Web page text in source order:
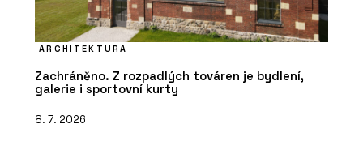
ARCHITEKTURA
Zachráněno. Z rozpadlých továren je bydlení,
galerie i sportovní kurty
8. 7. 2026